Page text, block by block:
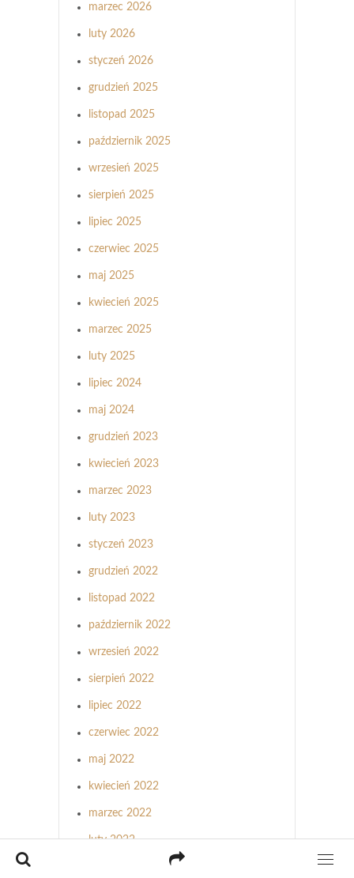
marzec 2026
luty 2026
styczeń 2026
grudzień 2025
listopad 2025
październik 2025
wrzesień 2025
sierpień 2025
lipiec 2025
czerwiec 2025
maj 2025
kwiecień 2025
marzec 2025
luty 2025
lipiec 2024
maj 2024
grudzień 2023
kwiecień 2023
marzec 2023
luty 2023
styczeń 2023
grudzień 2022
listopad 2022
październik 2022
wrzesień 2022
sierpień 2022
lipiec 2022
czerwiec 2022
maj 2022
kwiecień 2022
marzec 2022
luty 2022